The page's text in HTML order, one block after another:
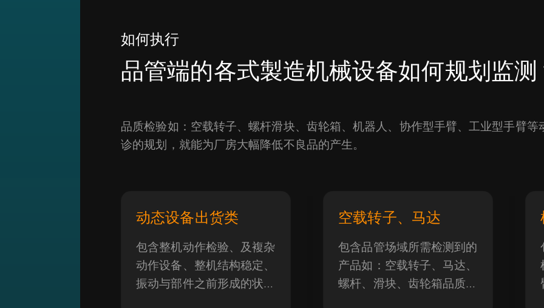
如何执行
品管端的各式製造机械设备如何规划监测
品质检验如：空载转子、螺杆滑块、齿轮箱、机器人、协作型手臂、工业型手臂
诊的规划，就能为厂房大幅降低不良品的产生。
动态设备出货类
包含整机动作检验、及複杂
动作设备、整机结构稳定、
振动与部件之前形成的状
空载转子、马达
包含品管场域所需检测到的
产品如：空载转子、马达、
螺杆、滑块、齿轮箱品质